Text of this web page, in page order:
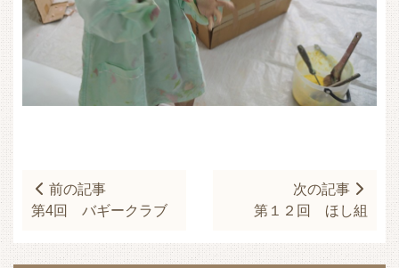
前の記事
第4回 バギークラブ
次の記事
第１２回 ほし組